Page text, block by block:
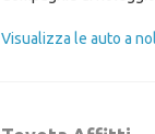
Visualizza le auto a